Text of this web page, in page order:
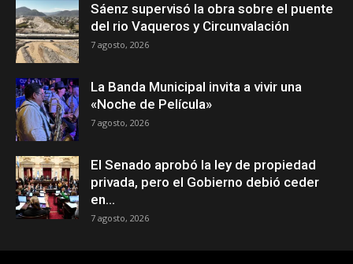
Sáenz supervisó la obra sobre el puente
del rio Vaqueros y Circunvalación
7 agosto, 2026
La Banda Municipal invita a vivir una
«Noche de Película»
7 agosto, 2026
El Senado aprobó la ley de propiedad
privada, pero el Gobierno debió ceder
en...
7 agosto, 2026